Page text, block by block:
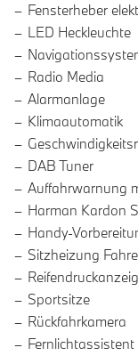
Fensterheber
LED Heckleuchte
Radio Media
Alarmanlage
Klimaautomatik
DAB Tuner
Auffahrwarnung
Harman Kardon
Handy-
Sitzheizung
Sportsitze
Rückfahrkamera
Fernlichtassistent